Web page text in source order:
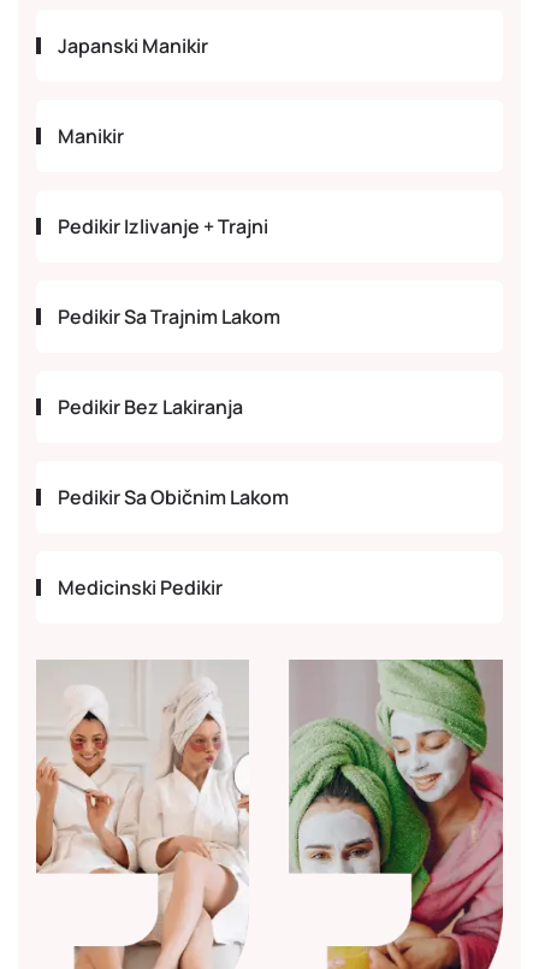
Japanski Manikir
Manikir
Pedikir Izlivanje + Trajni
Pedikir Sa Trajnim Lakom
Pedikir Bez Lakiranja
Pedikir Sa Običnim Lakom
Medicinski Pedikir